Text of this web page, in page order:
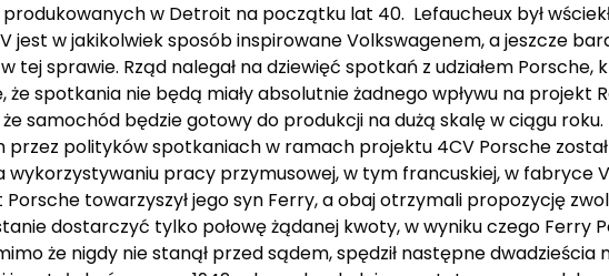
w Detroit na początku lat 40. Lefaucheux był
jest w jakikolwiek sposób inspirowane Volkswagenem, a jeszcze
tej sprawie. Rząd nalegał na dziewięć spotkań z udziałem Porsche,
że spotkania nie będą miały absolutnie żadnego wpływu na projekt
samochód będzie gotowy do produkcji na dużą skalę w ciągu roku.
polityków spotkaniach w ramach projektu 4CV Porsche
pracy przymusowej, w tym francuskiej, w fabryce
towarzyszył jego syn Ferry, a obaj otrzymali propozycję
dostarczyć tylko połowę żądanej kwoty, w wyniku czego Ferry
że nigdy nie stanął przed sądem, spędził następne dwadzieścia